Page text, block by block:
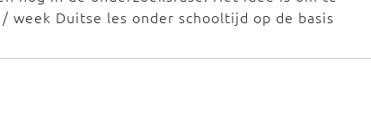
week Duitse les onder schooltijd op de basis